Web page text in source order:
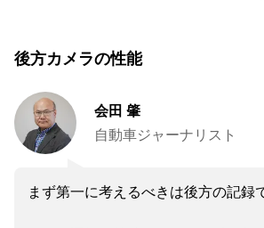
後方カメラの性能
会田 肇
自動車ジャーナリスト
まず第一に考えるべきは後方の記録